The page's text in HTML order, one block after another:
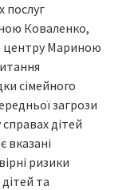
послуг
Коваленко,
центру Мариною
сімейного
загрози
дітей
вказані
ризики
та